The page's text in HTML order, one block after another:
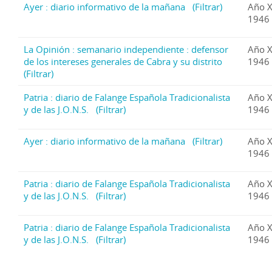
Ayer : diario informativo de la mañana (Filtrar)
Año
La Opinión : semanario independiente : defensor
de los intereses generales de Cabra y su distrito
(Filtrar)
Año
Patria : diario de Falange Española Tradicionalista
y de las J.O.N.S.
(Filtrar)
Año
Ayer : diario informativo de la mañana (Filtrar)
Año
Patria : diario de Falange Española Tradicionalista
y de las J.O.N.S.
(Filtrar)
Año
Patria : diario de Falange Española Tradicionalista
y de las J.O.N.S.
(Filtrar)
Año